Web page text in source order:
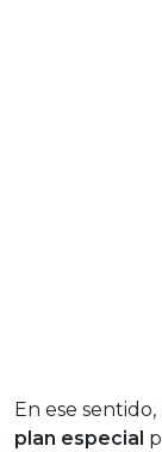
En ese sentido,
plan especial